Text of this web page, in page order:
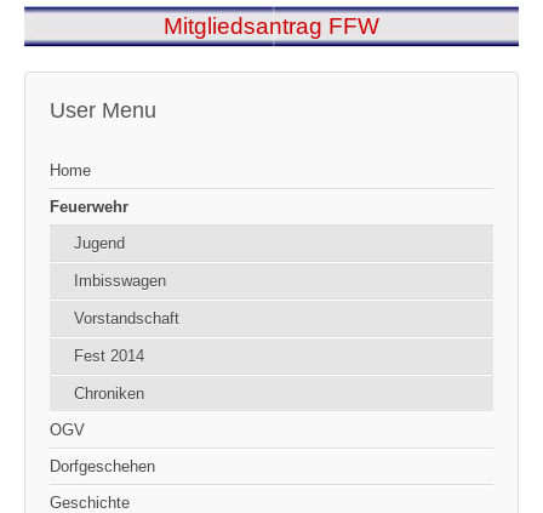
Mitgliedsantrag FFW
User Menu
Home
Feuerwehr
Jugend
Imbisswagen
Vorstandschaft
Fest 2014
Chroniken
OGV
Dorfgeschehen
Geschichte